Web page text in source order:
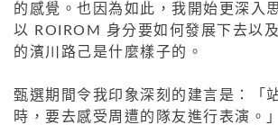
的感覺。也因為如此，我開始更深入
以 ROIROM 身分要如何發展下去以
的濱川路己是什麼樣子的。
甄選期間令我印象深刻的建言是：「
時，要去感受周遭的隊友進行表演。